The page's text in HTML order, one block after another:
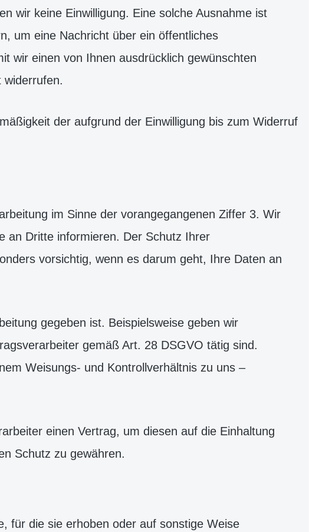
wir keine Einwilligung. Eine solche Ausnahme ist
um eine Nachricht über ein öffentliches
wir einen von Ihnen ausdrücklich gewünschten
widerrufen.
der aufgrund der Einwilligung bis zum Widerruf
im Sinne der vorangegangenen Ziffer 3. Wir
an Dritte informieren. Der Schutz Ihrer
vorsichtig, wenn es darum geht, Ihre Daten an
gegeben ist. Beispielsweise geben wir
gemäß Art. 28 DSGVO tätig sind.
Weisungs- und Kontrollverhältnis zu uns –
einen Vertrag, um diesen auf die Einhaltung
Schutz zu gewähren.
für die sie erhoben oder auf sonstige Weise